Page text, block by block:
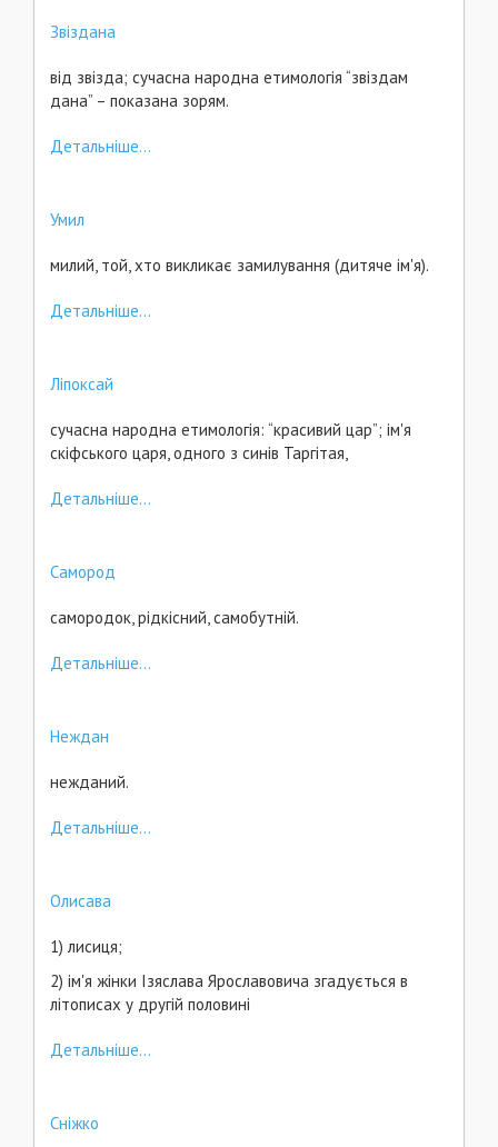
Звіздана
від звізда; сучасна народна етимологія “звіздам
дана” – показана зорям.
Детальніше...
Умил
милий, той, хто викликає замилування (дитяче ім'я).
Детальніше...
Ліпоксай
сучасна народна етимологія: “красивий цар”; ім'я
скіфського царя, одного з синів Таргітая,
Детальніше...
Самород
самородок, рідкісний, самобутній.
Детальніше...
Неждан
нежданий.
Детальніше...
Олисава
1) лисиця;
2) ім'я жінки Ізяслава Ярославовича згадується в
літописах у другій половині
Детальніше...
Сніжко